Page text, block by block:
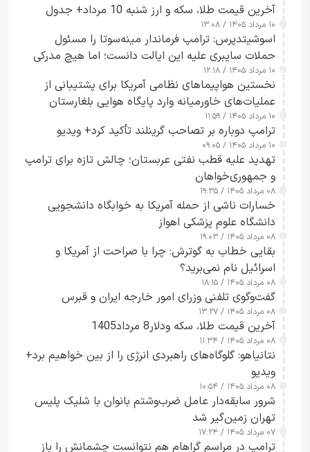
آخرین قیمت طلا، سکه و ارز شنبه 10 مرداد+ جدول
۱۰ مرداد ۱۴۰۵ / ۱۳:۰۸
اسوشیتدپرس: ترامپ فرماندار مینه‌سوتا را مسئول
حملات سایبری علیه این ایالت دانست؛ اما هیچ مدرکی
ارائه نکرد
۱۰ مرداد ۱۴۰۵ / ۱۲:۱۸
نخستین هواپیماهای نظامی آمریکا برای پشتیبانی از
عملیات‌های خاورمیانه وارد پایگاه هوایی بلغارستان
شدند
۱۰ مرداد ۱۴۰۵ / ۱۱:۵۹
ترامپ دوباره بر تصاحب گرینلند تأکید کرد+ ویدیو
۱۰ مرداد ۱۴۰۵ / ۰۹:۰۵
تهدید علیه قطب نفتی عربستان؛ چالش تازه برای ترامپ
و جمهوری‌خواهان
۰۸ مرداد ۱۴۰۵ / ۱۹:۳۵
خسارات ناشی از حمله آمریکا به خوابگاه دانشجویی
دانشگاه علوم پزشکی اهواز
۰۸ مرداد ۱۴۰۵ / ۱۹:۰۳
بقایی خطاب به گوترش: چرا با صراحت از آمریکا و
اسرائیل نام نمی‌برید؟
۰۸ مرداد ۱۴۰۵ / ۱۸:۱۵
گفت‌وگوی تلفنی وزرای امور خارجه ایران و قبرس
۰۸ مرداد ۱۴۰۵ / ۱۳:۲۷
آخرین قیمت طلا، سکه ودلار8 مرداد1405
۰۸ مرداد ۱۴۰۵ / ۱۱:۳۴
نتانیاهو: گلوگاه‌های راهبردی انرژی را از بین خواهیم برد+
ویدیو
۰۸ مرداد ۱۴۰۵ / ۱۰:۵۴
شرور سابقه‌دار عامل ضرب‌وشتم بانوان با شلیک پلیس
تهران زمین‌گیر شد
۰۷ مرداد ۱۴۰۵ / ۱۷:۲۴
ترامپ در مراسم گراهام هم نتوانست چشمانش را باز